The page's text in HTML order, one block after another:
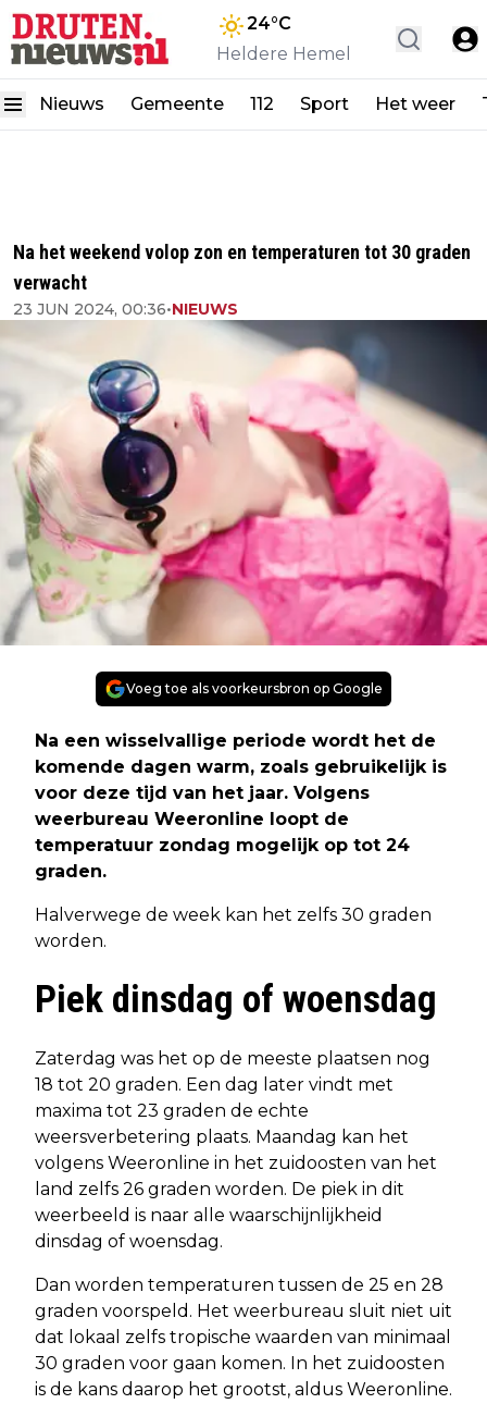
24°C
Heldere Hemel
Nieuws Gemeente 112 Sport Het weer
Na het weekend volop zon en temperaturen tot 30 graden
verwacht
23 JUN 2024, 00:36•NIEUWS
Voeg toe als voorkeursbron op Google
Na een wisselvallige periode wordt het de
komende dagen warm, zoals gebruikelijk is
voor deze tijd van het jaar. Volgens
weerbureau Weeronline loopt de
temperatuur zondag mogelijk op tot 24
graden.
Halverwege de week kan het zelfs 30 graden
worden.
Piek dinsdag of woensdag
Zaterdag was het op de meeste plaatsen nog
18 tot 20 graden. Een dag later vindt met
maxima tot 23 graden de echte
weersverbetering plaats. Maandag kan het
volgens Weeronline in het zuidoosten van het
land zelfs 26 graden worden. De piek in dit
weerbeeld is naar alle waarschijnlijkheid
dinsdag of woensdag.
Dan worden temperaturen tussen de 25 en 28
graden voorspeld. Het weerbureau sluit niet uit
dat lokaal zelfs tropische waarden van minimaal
30 graden voor gaan komen. In het zuidoosten
is de kans daarop het grootst, aldus Weeronline.